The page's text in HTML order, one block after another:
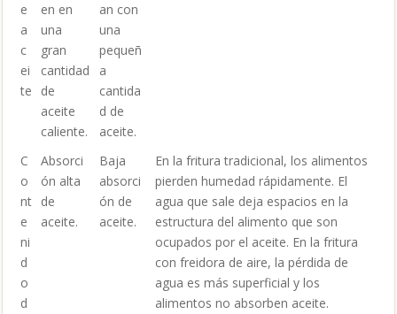
e
a
c
ei
te
en en
una
gran
cantidad
de
aceite
caliente.
an con
una
pequeñ
a
cantida
d de
aceite.
C
o
nt
e
ni
d
o
d
Absorci
ón alta
de
aceite.
Baja
absorci
ón de
aceite.
En la fritura tradicional, los alimentos
pierden humedad rápidamente. El
agua que sale deja espacios en la
estructura del alimento que son
ocupados por el aceite. En la fritura
con freidora de aire, la pérdida de
agua es más superficial y los
alimentos no absorben aceite.